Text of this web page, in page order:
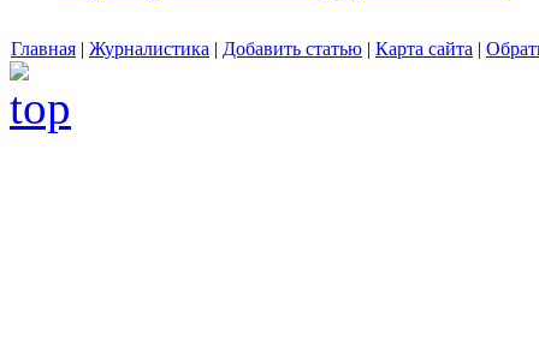
Главная | Журналистика | Добавить статью | Карта сайта |